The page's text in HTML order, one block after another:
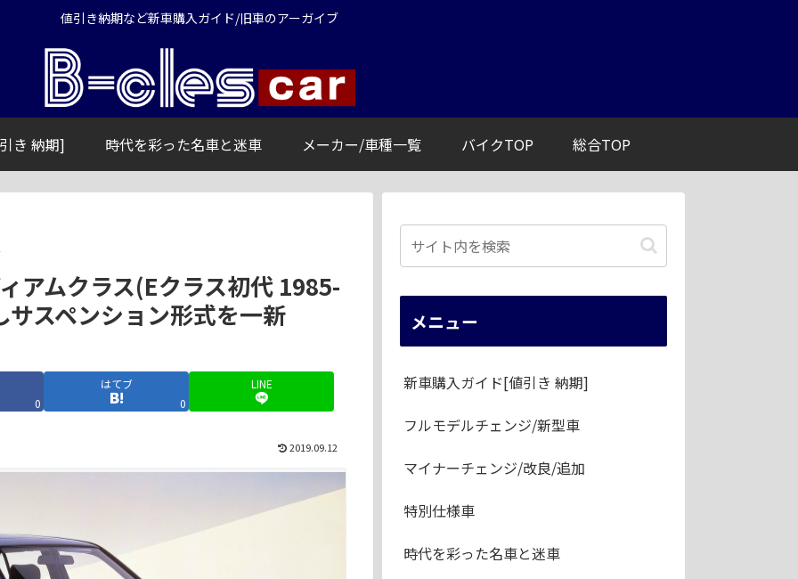
値引き納期など新車購入ガイド/旧車のアーガイブ
き 納期] 時代を彩った名車と迷車 メーカー/車種一覧 バイクTOP 総合TOP
アムクラス(Eクラス初代 1985-
スペンション形式を一新
0
はてブ
0
LINE
2019.09.12
メニュー
新車購入ガイド[値引き 納期]
フルモデルチェンジ/新型車
マイナーチェンジ/改良/追加
特別仕様車
時代を彩った名車と迷車